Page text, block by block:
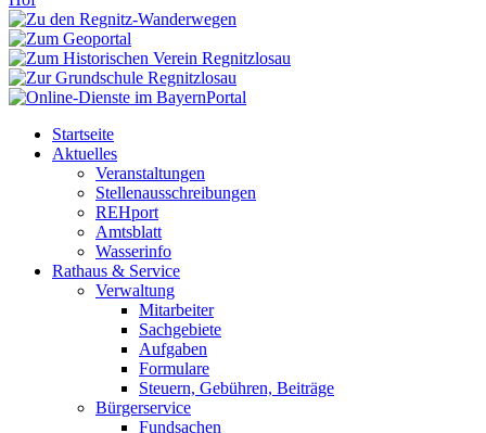
Startseite
Aktuelles
Veranstaltungen
Stellenausschreibungen
REHport
Amtsblatt
Wasserinfo
Rathaus & Service
Verwaltung
Mitarbeiter
Sachgebiete
Aufgaben
Formulare
Steuern, Gebühren, Beiträge
Bürgerservice
Fundsachen